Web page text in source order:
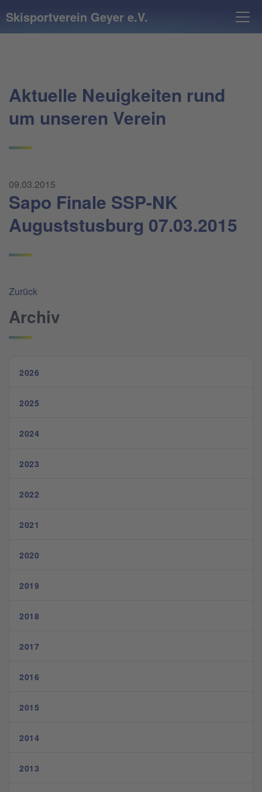
Skisportverein Geyer e.V.
Aktuelle Neuigkeiten rund
um unseren Verein
Sapo Finale SSP-NK
Auguststusburg 07.03.2015
09.03.2015
Zurück
Archiv
2026
2025
2024
2023
2022
2021
2020
2019
2018
2017
2016
2015
2014
2013